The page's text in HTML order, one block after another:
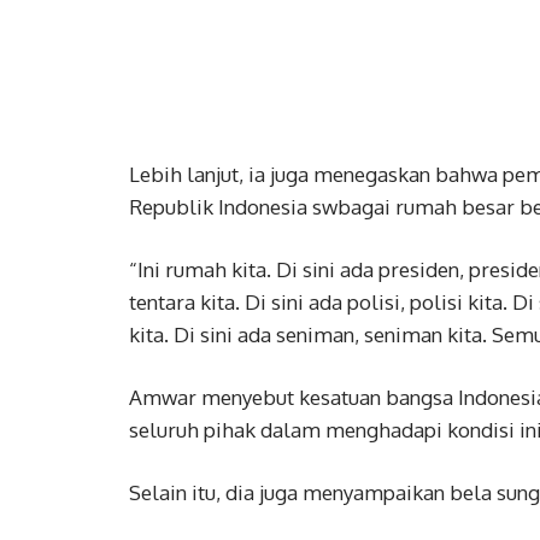
Lebih lanjut, ia juga menegaskan bahwa
Republik Indonesia swbagai rumah besar
“Ini rumah kita. Di sini ada presiden,
tentara kita. Di sini ada polisi, polisi kita. Di
kita. Di sini ada seniman, seniman kita.
Amwar menyebut kesatuan bangsa
seluruh pihak dalam menghadapi kondisi
Selain itu, dia juga menyampaikan bela